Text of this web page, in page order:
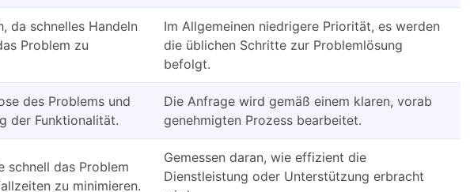
da schnelles Handeln
Problem zu
Im Allgemeinen niedrigere Priorität, es werden
die üblichen Schritte zur Problemlösung
befolgt.
des Problems und
der Funktionalität.
Die Anfrage wird gemäß einem klaren, vorab
genehmigten Prozess bearbeitet.
schnell das Problem
zu minimieren.
Gemessen daran, wie effizient die
Dienstleistung oder Unterstützung erbracht